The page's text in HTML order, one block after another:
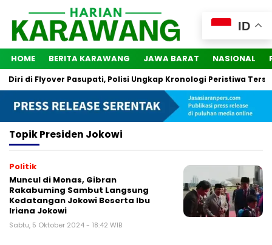
HOME BERITA KARAWANG JAWA BARAT NASIONAL
di Flyover Pasupati, Polisi Ungkap Kronologi Peristiwa
TopikPresiden Jokowi
Politik
Muncul di Monas, Gibran
Rakabuming Sambut Langsung
Kedatangan Jokowi Beserta Ibu
Iriana Jokowi
Sabtu, 5 Oktober 2024 - 18:42 WIB
ID